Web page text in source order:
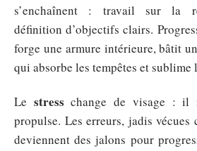
s’enchaînent : travail sur la
définition d’objectifs clairs.
forge une armure intérieure, bâtit
qui absorbe les tempêtes et sublime
Le stress change de visage : il
propulse. Les erreurs, jadis vécues
deviennent des jalons pour